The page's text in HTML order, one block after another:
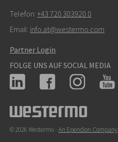
Telefon: +43 720 303920 0
Email: info.at@westermo.com
Partner Login
FOLGE UNS AUF SOCIAL MEDIA
© 2026 Westermo - An Ependion Company